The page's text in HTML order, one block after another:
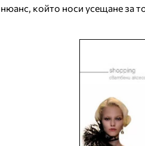
нюанс, който носи усещане за